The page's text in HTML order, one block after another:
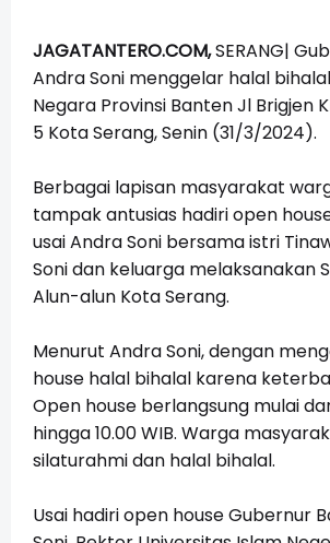
JAGATANTERO.COM,SERANG|
Andra Soni menggelar halal
Negara Provinsi Banten Jl Brigjen
5 Kota Serang, Senin (31/3/2024).
Berbagai lapisan masyarakat
tampak antusias hadiri open
usai Andra Soni bersama istri
Soni dan keluarga melaksanakan
Alun-alun Kota Serang.
Menurut Andra Soni, dengan
house halal bihalal karena
Open house berlangsung mulai
hingga 10.00 WIB. Warga
silaturahmi dan halal bihalal.
Usai hadiri open house Gubernur